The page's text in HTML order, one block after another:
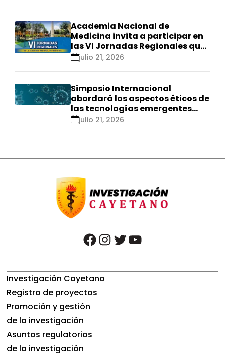
Academia Nacional de
Medicina invita a participar en
las VI Jornadas Regionales que
se realizarán en Ica
julio 21, 2026
Simposio Internacional
abordará los aspectos éticos de
las tecnologías emergentes
para el control de
julio 21, 2026
facebook instagram twitter youtube
Investigación Cayetano
Registro de proyectos
Promoción y gestión
de la investigación
Asuntos regulatorios
de la investigación